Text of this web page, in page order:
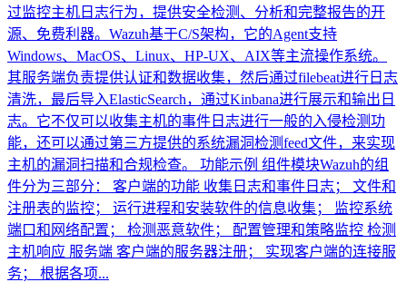
过监控主机日志行为，提供安全检测、分析和完整报告的开
源、免费利器。Wazuh基于C/S架构，它的Agent支持
Windows、MacOS、Linux、HP-UX、AIX等主流操作系统。
其服务端负责提供认证和数据收集，然后通过filebeat进行日志
清洗，最后导入ElasticSearch，通过Kinbana进行展示和输出日
志。它不仅可以收集主机的事件日志进行一般的入侵检测功
能，还可以通过第三方提供的系统漏洞检测feed文件，来实现
主机的漏洞扫描和合规检查。 功能示例 组件模块Wazuh的组
件分为三部分： 客户端的功能 收集日志和事件日志； 文件和
注册表的监控； 运行进程和安装软件的信息收集； 监控系统
端口和网络配置； 检测恶意软件； 配置管理和策略监控 检测
主机响应 服务端 客户端的服务器注册； 实现客户端的连接服
务； 根据各项...